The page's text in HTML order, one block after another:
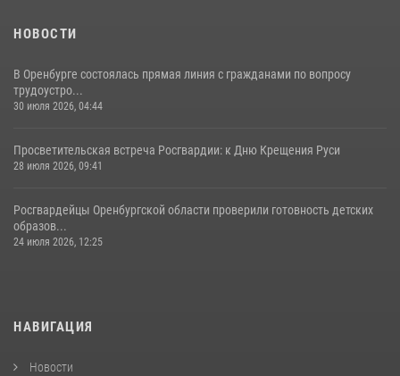
НОВОСТИ
В Оренбурге состоялась прямая линия с гражданами по вопросу
трудоустро...
30 июля 2026, 04:44
Просветительская встреча Росгвардии: к Дню Крещения Руси
28 июля 2026, 09:41
Росгвардейцы Оренбургской области проверили готовность детских
образов...
24 июля 2026, 12:25
НАВИГАЦИЯ
Новости